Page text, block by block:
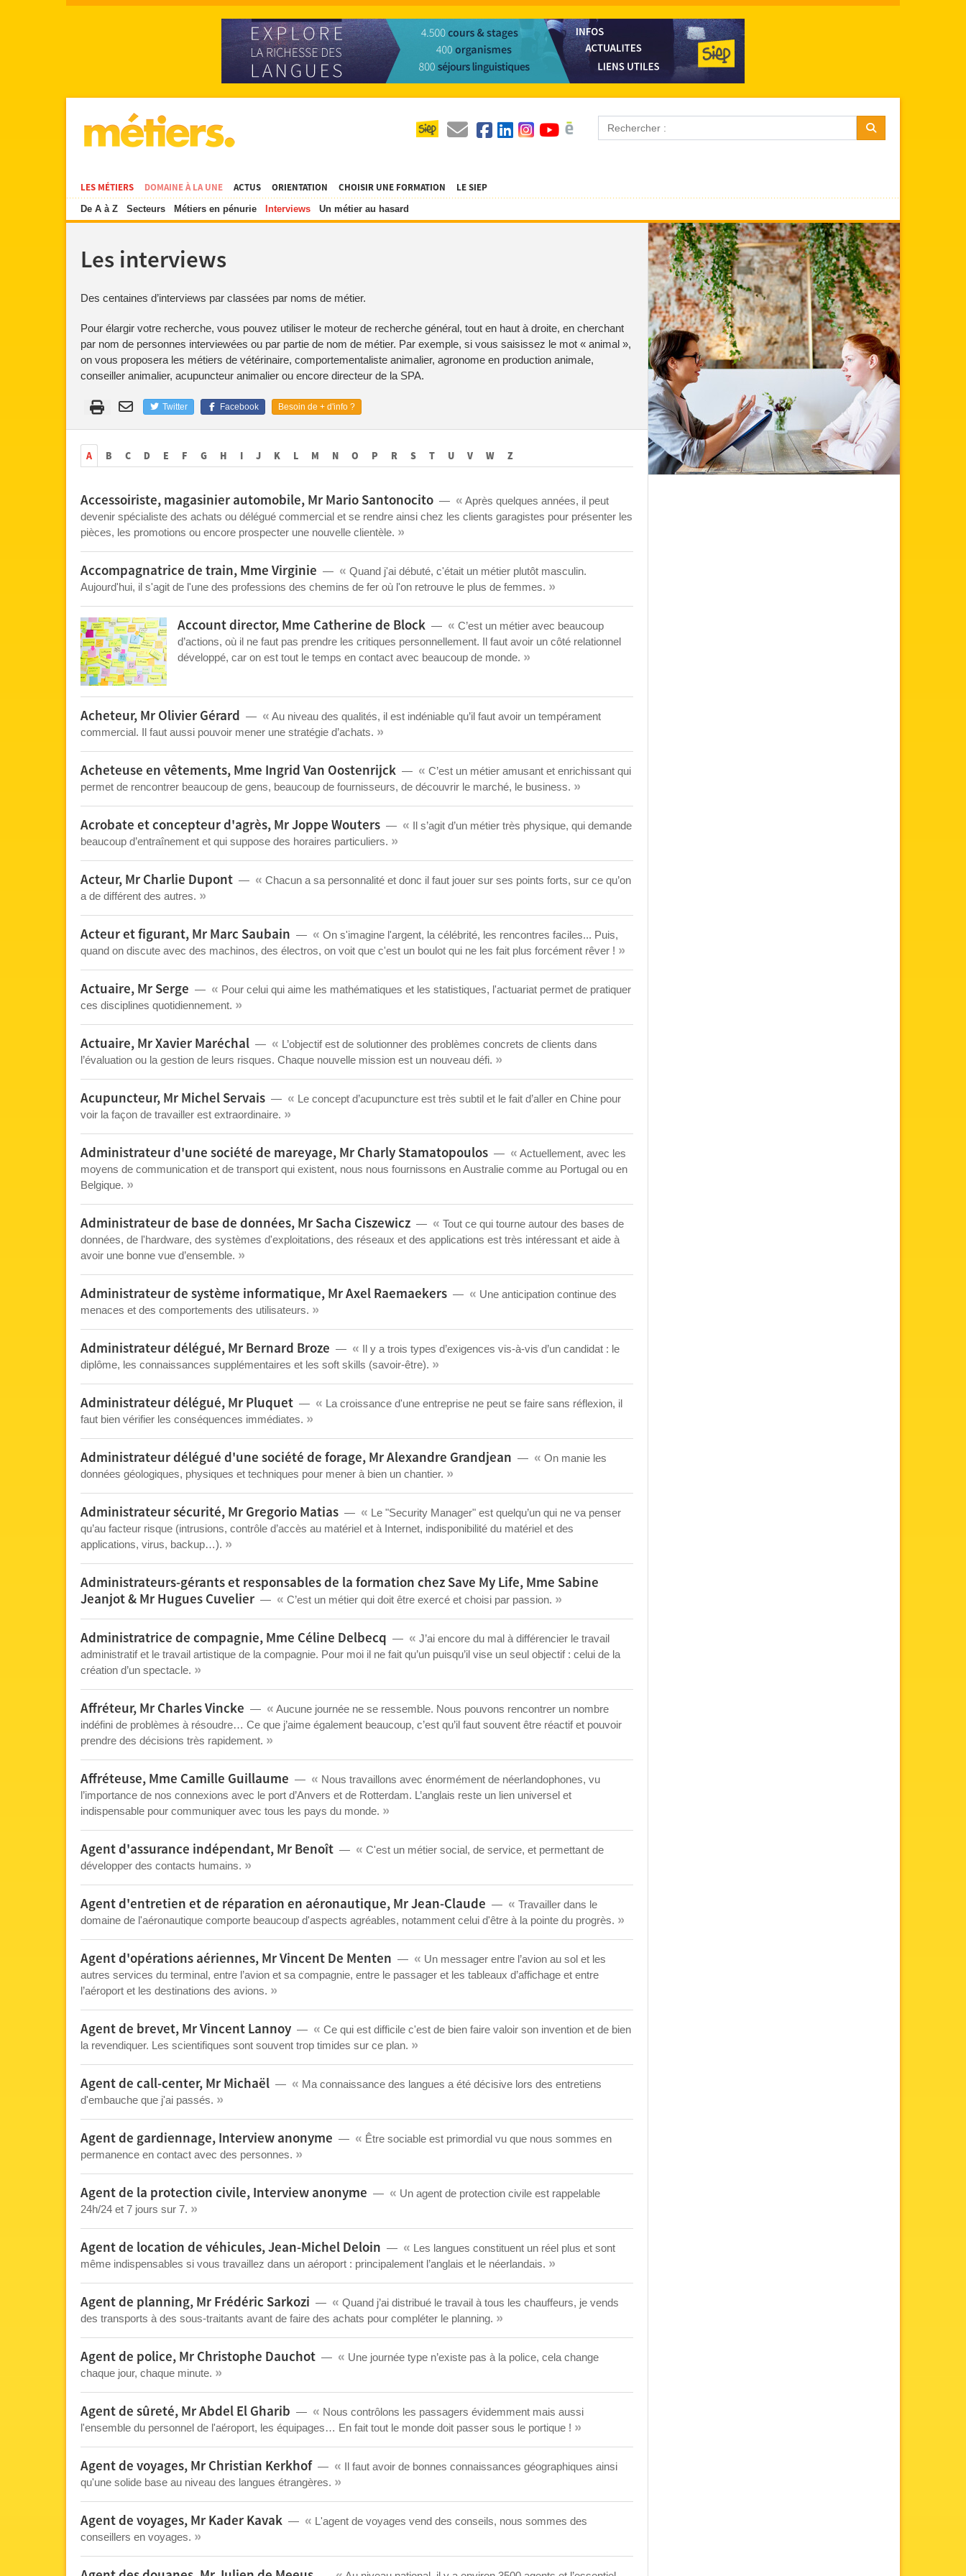
LES MÉTIERS
De A à Z Secteurs Métiers en pénurie Interviews Un métier au hasard
DOMAINE À LA UNE ACTUS ORIENTATION CHOISIR UNE FORMATION LE SIEP
Les interviews
Des centaines d’interviews par classées par noms de métier.
Pour élargir votre recherche, vous pouvez utiliser le moteur de recherche général, tout en haut à droite, en cherchant
par nom de personnes interviewées ou par partie de nom de métier. Par exemple, si vous saisissez le mot « animal »,
on vous proposera les métiers de vétérinaire, comportementaliste animalier, agronome en production animale,
conseiller animalier, acupuncteur animalier ou encore directeur de la SPA.
Twitter Facebook Besoin de + d'info ?
A B C D E F G H I J K L M N O P R S T U V W Z
Accessoiriste, magasinier automobile, Mr Mario Santonocito « Après quelques années, il peut
devenir spécialiste des achats ou délégué commercial et se rendre ainsi chez les clients garagistes pour présenter les
pièces, les promotions ou encore prospecter une nouvelle clientèle. »
Accompagnatrice de train, Mme Virginie « Quand j'ai débuté, c'était un métier plutôt masculin.
Aujourd'hui, il s'agit de l'une des professions des chemins de fer où l'on retrouve le plus de femmes. »
Account director, Mme Catherine de Block « C’est un métier avec beaucoup
d’actions, où il ne faut pas prendre les critiques personnellement. Il faut avoir un côté relationnel
développé, car on est tout le temps en contact avec beaucoup de monde. »
Acheteur, Mr Olivier Gérard « Au niveau des qualités, il est indéniable qu’il faut avoir un tempérament
commercial. Il faut aussi pouvoir mener une stratégie d’achats. »
Acheteuse en vêtements, Mme Ingrid Van Oostenrijck « C’est un métier amusant et enrichissant qui
permet de rencontrer beaucoup de gens, beaucoup de fournisseurs, de découvrir le marché, le business. »
Acrobate et concepteur d'agrès, Mr Joppe Wouters « Il s’agit d’un métier très physique, qui demande
beaucoup d’entraînement et qui suppose des horaires particuliers. »
Acteur, Mr Charlie Dupont « Chacun a sa personnalité et donc il faut jouer sur ses points forts, sur ce qu’on
a de différent des autres. »
Acteur et figurant, Mr Marc Saubain « On s'imagine l'argent, la célébrité, les rencontres faciles... Puis,
quand on discute avec des machinos, des électros, on voit que c'est un boulot qui ne les fait plus forcément rêver ! »
Actuaire, Mr Serge « Pour celui qui aime les mathématiques et les statistiques, l'actuariat permet de pratiquer
ces disciplines quotidiennement. »
Actuaire, Mr Xavier Maréchal « L’objectif est de solutionner des problèmes concrets de clients dans
l’évaluation ou la gestion de leurs risques. Chaque nouvelle mission est un nouveau défi. »
Acupuncteur, Mr Michel Servais « Le concept d’acupuncture est très subtil et le fait d’aller en Chine pour
voir la façon de travailler est extraordinaire. »
Administrateur d'une société de mareyage, Mr Charly Stamatopoulos « Actuellement, avec les
moyens de communication et de transport qui existent, nous nous fournissons en Australie comme au Portugal ou en
Belgique. »
Administrateur de base de données, Mr Sacha Ciszewicz « Tout ce qui tourne autour des bases de
données, de l'hardware, des systèmes d'exploitations, des réseaux et des applications est très intéressant et aide à
avoir une bonne vue d’ensemble. »
Administrateur de système informatique, Mr Axel Raemaekers « Une anticipation continue des
menaces et des comportements des utilisateurs. »
Administrateur délégué, Mr Bernard Broze « Il y a trois types d’exigences vis-à-vis d’un candidat : le
diplôme, les connaissances supplémentaires et les soft skills (savoir-être). »
Administrateur délégué, Mr Pluquet « La croissance d'une entreprise ne peut se faire sans réflexion, il
faut bien vérifier les conséquences immédiates. »
Administrateur délégué d'une société de forage, Mr Alexandre Grandjean « On manie les
données géologiques, physiques et techniques pour mener à bien un chantier. »
Administrateur sécurité, Mr Gregorio Matias « Le "Security Manager" est quelqu’un qui ne va penser
qu’au facteur risque (intrusions, contrôle d’accès au matériel et à Internet, indisponibilité du matériel et des
applications, virus, backup…). »
Administrateurs-gérants et responsables de la formation chez Save My Life, Mme Sabine
Jeanjot & Mr Hugues Cuvelier
« C’est un métier qui doit être exercé et choisi par passion. »
Administratrice de compagnie, Mme Céline Delbecq « J’ai encore du mal à différencier le travail
administratif et le travail artistique de la compagnie. Pour moi il ne fait qu’un puisqu’il vise un seul objectif : celui de la
création d’un spectacle. »
Affréteur, Mr Charles Vincke « Aucune journée ne se ressemble. Nous pouvons rencontrer un nombre
indéfini de problèmes à résoudre… Ce que j’aime également beaucoup, c’est qu’il faut souvent être réactif et pouvoir
prendre des décisions très rapidement. »
Affréteuse, Mme Camille Guillaume « Nous travaillons avec énormément de néerlandophones, vu
l’importance de nos connexions avec le port d’Anvers et de Rotterdam. L’anglais reste un lien universel et
indispensable pour communiquer avec tous les pays du monde. »
Agent d'assurance indépendant, Mr Benoît « C'est un métier social, de service, et permettant de
développer des contacts humains. »
Agent d'entretien et de réparation en aéronautique, Mr Jean-Claude « Travailler dans le
domaine de l'aéronautique comporte beaucoup d'aspects agréables, notamment celui d'être à la pointe du progrès. »
Agent d'opérations aériennes, Mr Vincent De Menten « Un messager entre l’avion au sol et les
autres services du terminal, entre l’avion et sa compagnie, entre le passager et les tableaux d’affichage et entre
l’aéroport et les destinations des avions. »
Agent de brevet, Mr Vincent Lannoy « Ce qui est difficile c'est de bien faire valoir son invention et de bien
la revendiquer. Les scientifiques sont souvent trop timides sur ce plan. »
Agent de call-center, Mr Michaël « Ma connaissance des langues a été décisive lors des entretiens
d'embauche que j'ai passés. »
Agent de gardiennage, Interview anonyme « Être sociable est primordial vu que nous sommes en
permanence en contact avec des personnes. »
Agent de la protection civile, Interview anonyme « Un agent de protection civile est rappelable
24h/24 et 7 jours sur 7. »
Agent de location de véhicules, Jean-Michel Deloin « Les langues constituent un réel plus et sont
même indispensables si vous travaillez dans un aéroport : principalement l’anglais et le néerlandais. »
Agent de planning, Mr Frédéric Sarkozi « Quand j’ai distribué le travail à tous les chauffeurs, je vends
des transports à des sous-traitants avant de faire des achats pour compléter le planning. »
Agent de police, Mr Christophe Dauchot « Une journée type n’existe pas à la police, cela change
chaque jour, chaque minute. »
Agent de sûreté, Mr Abdel El Gharib « Nous contrôlons les passagers évidemment mais aussi
l'ensemble du personnel de l'aéroport, les équipages… En fait tout le monde doit passer sous le portique ! »
Agent de voyages, Mr Christian Kerkhof « Il faut avoir de bonnes connaissances géographiques ainsi
qu'une solide base au niveau des langues étrangères. »
Agent de voyages, Mr Kader Kavak « L'agent de voyages vend des conseils, nous sommes des
conseillers en voyages. »